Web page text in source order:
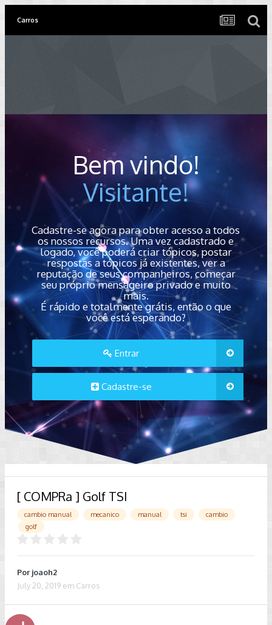
Carros
Bem vindo!
Visitante!
Cadastre-se agora para obter acesso a todos
os nossos recursos. Uma vez cadastrado e
logado, você poderá criar tópicos, postar
respostas a tópicos já existentes, ver a
reputação de seus companheiros, começar
seu próprio mensageiro privado e muito
mais.
É rápido e totalmente grátis, então o que
você está esperando?
Entrar
Cadastre-se
[ COMPRa ] Golf TSI
cambio manual mecanico manual tsi
cambio
golf
Por joaoh2
July 20, 2019 em Carros